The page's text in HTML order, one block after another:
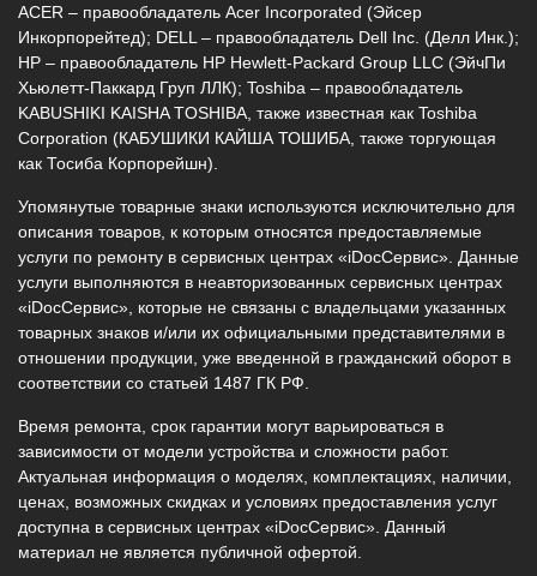
ACER – правообладатель Acer Incorporated (Эйсер
Инкорпорейтед); DELL – правообладатель Dell Inc. (Делл Инк.);
HP – правообладатель HP Hewlett-Packard Group LLC (ЭйчПи
Хьюлетт-Паккард Груп ЛЛК); Toshiba – правообладатель
KABUSHIKI KAISHA TOSHIBA, также известная как Toshiba
Corporation (КАБУШИКИ КАЙША ТОШИБА, также торгующая
как Тосиба Корпорейшн).
Упомянутые товарные знаки используются исключительно для
описания товаров, к которым относятся предоставляемые
услуги по ремонту в сервисных центрах «iDocСервис». Данные
услуги выполняются в неавторизованных сервисных центрах
«iDocСервис», которые не связаны с владельцами указанных
товарных знаков и/или их официальными представителями в
отношении продукции, уже введенной в гражданский оборот в
соответствии со статьей 1487 ГК РФ.
Время ремонта, срок гарантии могут варьироваться в
зависимости от модели устройства и сложности работ.
Актуальная информация о моделях, комплектациях, наличии,
ценах, возможных скидках и условиях предоставления услуг
доступна в сервисных центрах «iDocСервис». Данный
материал не является публичной офертой.